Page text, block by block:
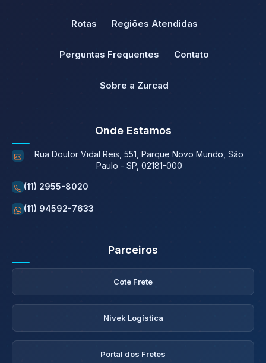
Rotas Regiões Atendidas
Perguntas Frequentes Contato
Sobre a Zurcad
Onde Estamos
Rua Doutor Vidal Reis, 551, Parque Novo Mundo, São
Paulo - SP, 02181-000
(11) 2955-8020
(11) 94592-7633
Parceiros
Cote Frete
Nivek Logística
Portal dos Fretes